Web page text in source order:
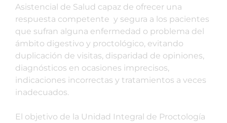
Asistencial de Salud capaz de ofrecer una
respuesta competente y segura a los pacientes
que sufran alguna enfermedad o problema del
ámbito digestivo y proctológico, evitando
duplicación de visitas, disparidad de opiniones,
diagnósticos en ocasiones imprecisos,
indicaciones incorrectas y tratamientos a veces
inadecuados.
El objetivo de la Unidad Integral de Proctología